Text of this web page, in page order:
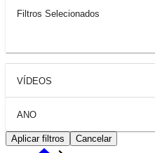
Filtros Selecionados
VÍDEOS
ANO
Aplicar filtros Cancelar